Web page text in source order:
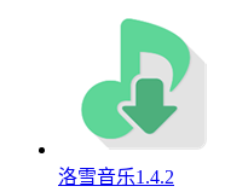
洛雪音乐1.4.2